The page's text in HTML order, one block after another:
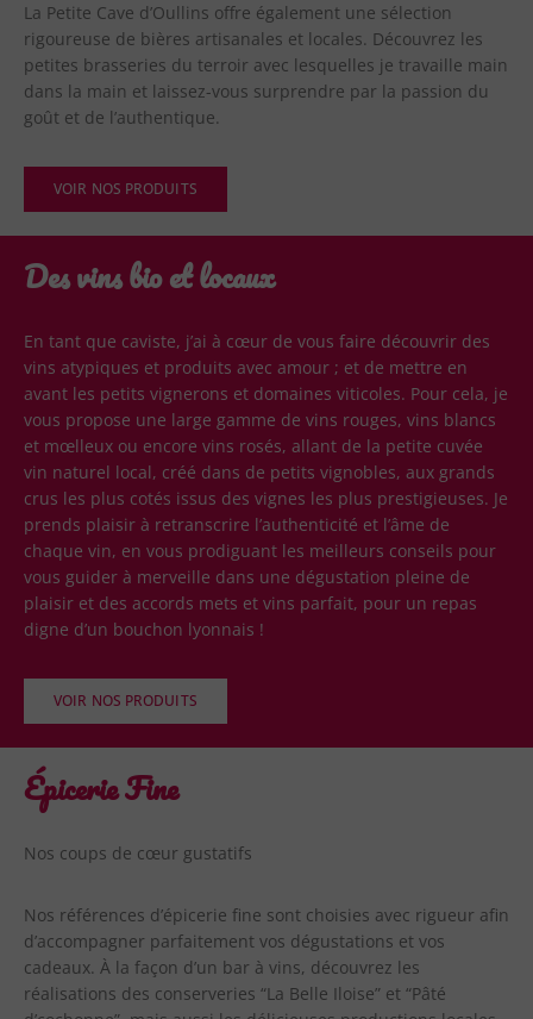
Des vins bio et locaux
En tant que caviste, j’ai à cœur de vous faire découvrir des
vins atypiques et produits avec amour ; et de mettre en
avant les petits vignerons et domaines viticoles. Pour cela, je
vous propose une large gamme de vins rouges, vins blancs
et mœlleux ou encore vins rosés, allant de la petite cuvée
vin naturel local, créé dans de petits vignobles, aux grands
crus les plus cotés issus des vignes les plus prestigieuses. Je
prends plaisir à retranscrire l’authenticité et l’âme de
chaque vin, en vous prodiguant les meilleurs conseils pour
vous guider à merveille dans une dégustation pleine de
plaisir et des accords mets et vins parfait, pour un repas
digne d’un bouchon lyonnais !
VOIR NOS PRODUITS
La Petite Cave d’Oullins offre également une sélection
rigoureuse de bières artisanales et locales. Découvrez les
petites brasseries du terroir avec lesquelles je travaille main
dans la main et laissez-vous surprendre par la passion du
goût et de l’authentique.
VOIR NOS PRODUITS
Épicerie Fine
Nos coups de cœur gustatifs
Nos références d’épicerie fine sont choisies avec rigueur afin
d’accompagner parfaitement vos dégustations et vos
cadeaux. À la façon d’un bar à vins, découvrez les
réalisations des conserveries “La Belle Iloise” et “Pâté